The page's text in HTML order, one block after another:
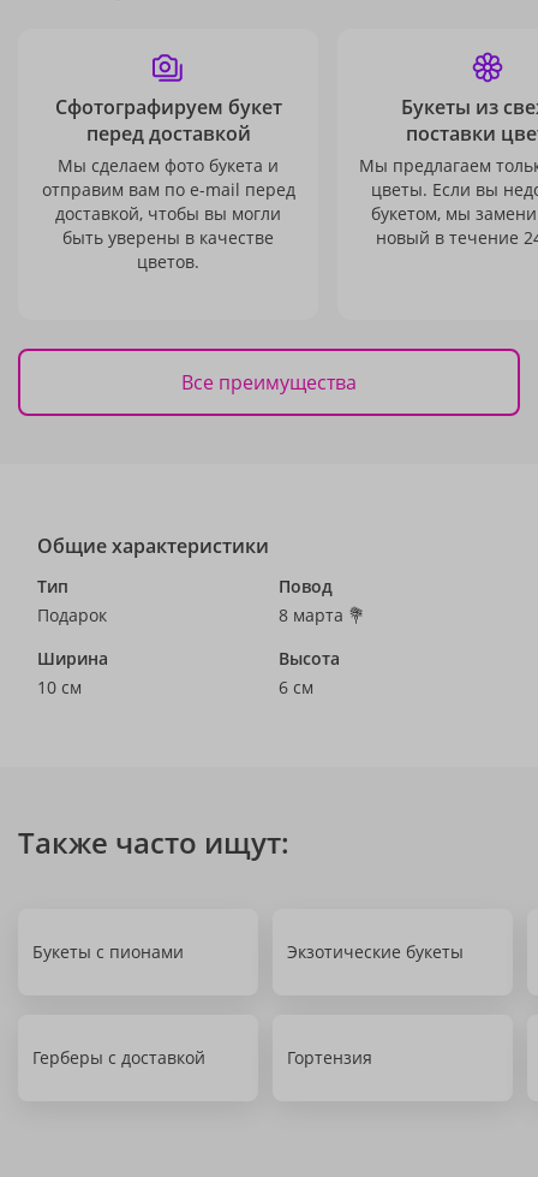
Сфотографируем букет
перед доставкой
Мы сделаем фото букета и
отправим вам по e-mail перед
доставкой, чтобы вы могли
быть уверены в качестве
цветов.
Букеты из
поставки
Мы предлагаем
цветы. Если вы
букетом, мы
новый в течение
Все преимущества
Общие характеристики
Тип
Подарок
Повод
8 марта 💐
Ширина
10 см
Высота
6 см
Также часто ищут:
Букеты с пионами Экзотические букеты
Герберы с доставкой Гортензия